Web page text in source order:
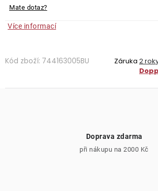
Mate dotaz?
Více informací
Kód zboží: 744163005BU Záruka 2
Doprava zdarma
při nákupu na 2000 Kč